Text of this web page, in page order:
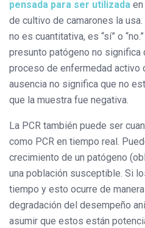
pensada para ser utilizada
de cultivo de camarones la
no es cuantitativa, es “sí” o
presunto patógeno no significa
proceso de enfermedad activo
ausencia no significa que no
que la muestra fue negativa.
La PCR también puede ser
como PCR en tiempo real.
crecimiento de un patógeno
una población susceptible. Si
tiempo y esto ocurre de
degradación del desempeño
asumir que estos están